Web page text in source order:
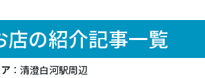
店の紹介記事一覧
：清澄白河駅周辺